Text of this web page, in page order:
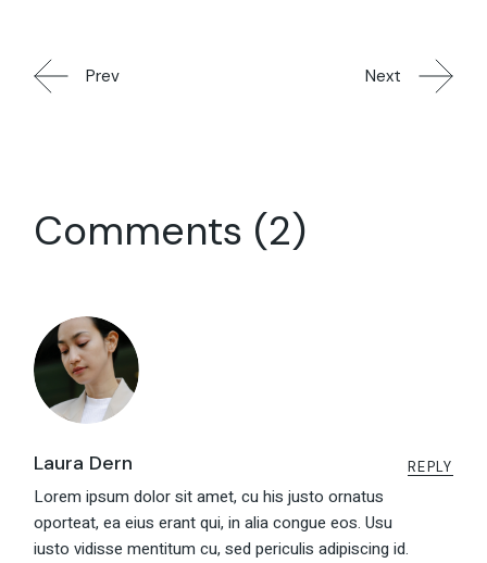
Prev Next
Comments (2)
Laura Dern
Lorem ipsum dolor sit amet, cu his justo ornatus
oporteat, ea eius erant qui, in alia congue eos. Usu
iusto vidisse mentitum cu, sed periculis adipiscing id.
REPLY